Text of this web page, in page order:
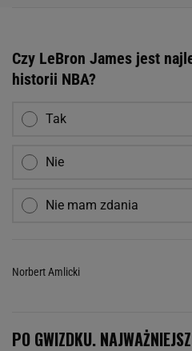
Czy LeBron James jest
historii NBA?
Tak
Nie
Nie mam zdania
Norbert Amlicki